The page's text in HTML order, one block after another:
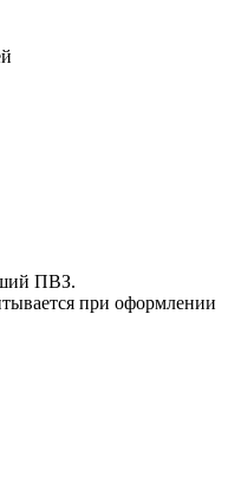
ПВЗ.
при оформлении